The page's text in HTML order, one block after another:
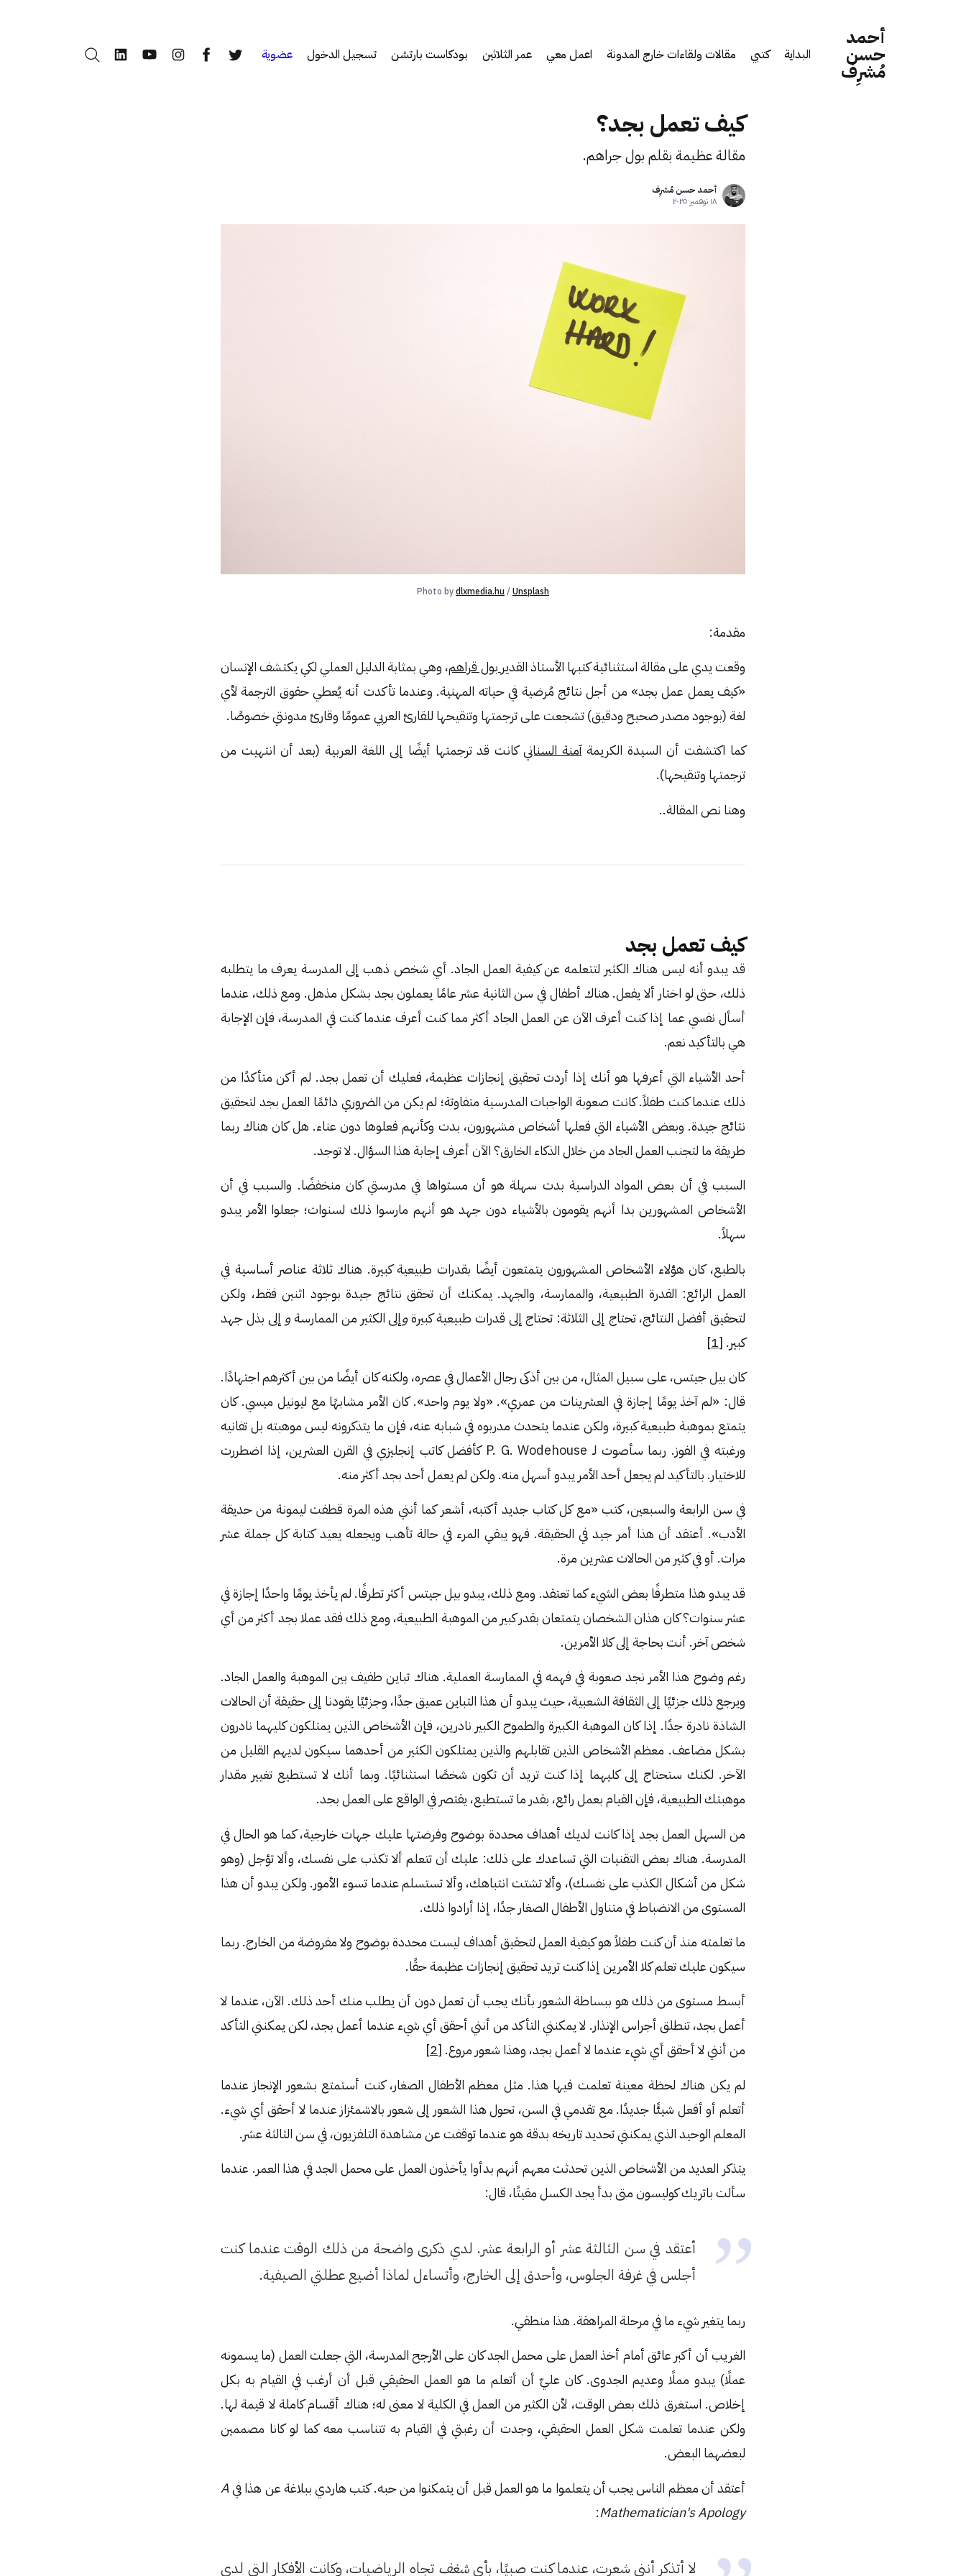
أحمد
حسن
مُشرِف
البداية كتبي مقالات ولقاءات خارج المدونة اعمل معي عمر الثلاثين بودكاست بارتشن تسجيل الدخول عضوية
كيف تعمل بجد؟
مقالة عظيمة بقلم بول جراهم.
أحمد حسن مُشرِف
١٨ نوفمبر ٢٠٢٥
Photo by dlxmedia.hu / Unsplash
مقدمة:
وقعت يدي على مقالة استثنائية كتبها الأستاذ القدير بول قراهم، وهي بمثابة الدليل العملي لكي يكتشف الإنسان
«كيف يعمل عمل بجد» من أجل نتائج مُرضية في حياته المهنية. وعندما تأكدت أنه يُعطي حقوق الترجمة لأي
لغة (بوجود مصدر صحيح ودقيق) تشجعت على ترجمتها وتنقيحها للقارئ العربي عمومًا وقارئ مدونتي خصوصًا.
كما اكتشفت أن السيدة الكريمةآمنة السنانيكانت قد ترجمتها أيضًا إلى اللغة العربية (بعد أن انتهيت من
ترجمتها وتنقيحها).
وهنا نص المقالة..
كيف تعمل بجد
قد يبدو أنه ليس هناك الكثير لتتعلمه عن كيفية العمل الجاد. أي شخص ذهب إلى المدرسة يعرف ما يتطلبه
ذلك، حتى لو اختار ألا يفعل. هناك أطفال في سن الثانية عشر عامًا يعملون بجد بشكل مذهل. ومع ذلك، عندما
أسأل نفسي عما إذا كنت أعرف الآن عن العمل الجاد أكثر مما كنت أعرف عندما كنت في المدرسة، فإن الإجابة
هي بالتأكيد نعم.
أحد الأشياء التي أعرفها هو أنك إذا أردت تحقيق إنجازات عظيمة، فعليك أن تعمل بجد. لم أكن متأكدًا من
ذلك عندما كنت طفلاً. كانت صعوبة الواجبات المدرسية متفاوتة؛ لم يكن من الضروري دائمًا العمل بجد لتحقيق
نتائج جيدة. وبعض الأشياء التي فعلها أشخاص مشهورون، بدت وكأنهم فعلوها دون عناء. هل كان هناك ربما
طريقة ما لتجنب العمل الجاد من خلال الذكاء الخارق؟ الآن أعرف إجابة هذا السؤال. لا توجد.
السبب في أن بعض المواد الدراسية بدت سهلة هو أن مستواها في مدرستي كان منخفضًا. والسبب في أن
الأشخاص المشهورين بدا أنهم يقومون بالأشياء دون جهد هو أنهم مارسوا ذلك لسنوات؛ جعلوا الأمر يبدو
سهلاً.
بالطبع، كان هؤلاء الأشخاص المشهورون يتمتعون أيضًا بقدرات طبيعية كبيرة. هناك ثلاثة عناصر أساسية في
العمل الرائع: القدرة الطبيعية، والممارسة، والجهد. يمكنك أن تحقق نتائج جيدة بوجود اثنين فقط، ولكن
لتحقيق أفضل النتائج، تحتاج إلى الثلاثة: تحتاج إلى قدرات طبيعية كبيرةوإلى الكثير من الممارسةو إلى بذل جهد
كبير. [1
]
كان بيل جيتس، على سبيل المثال، من بين أذكى رجال الأعمال في عصره، ولكنه كان أيضًا من بين أكثرهم اجتهادًا.
قال: «لم آخذ يومًا إجازة في العشرينات من عمري». «ولا يوم واحد». كان الأمر مشابهًا مع ليونيل ميسي. كان
يتمتع بموهبة طبيعية كبيرة، ولكن عندما يتحدث مدربوه في شبابه عنه، فإن ما يتذكرونه ليس موهبته بل تفانيه
ورغبته في الفوز. ربما سأصوت لـ P. G. Wodehouse كأفضل كاتب إنجليزي في القرن العشرين، إذا اضطررت
للاختيار. بالتأكيد لم يجعل أحد الأمر يبدو أسهل منه. ولكن لم يعمل أحد بجد أكثر منه.
في سن الرابعة والسبعين، كتب «مع كل كتاب جديد أكتبه، أشعر كما أنني هذه المرة قطفت ليمونة من حديقة
الأدب». أعتقد أن هذا أمر جيد في الحقيقة. فهو يبقي المرء في حالة تأهب ويجعله يعيد كتابة كل جملة عشر
مرات. أو في كثير من الحالات عشرين مرة.
قد يبدو هذا متطرفًا بعض الشيء كما تعتقد. ومع ذلك، يبدو بيل جيتس أكثر تطرفًا. لم يأخذ يومًا واحدًا إجازة في
عشر سنوات؟ كان هذان الشخصان يتمتعان بقدر كبير من الموهبة الطبيعية، ومع ذلك فقد عملا بجد أكثر من أي
شخص آخر. أنت بحاجة إلى كلا الأمرين.
رغم وضوح هذا الأمر نجد صعوبة في فهمه في الممارسة العملية. هناك تباين طفيف بين الموهبة والعمل الجاد.
ويرجع ذلك جزئيًا إلى الثقافة الشعبية، حيث يبدو أن هذا التباين عميق جدًا، وجزئيًا يقودنا إلى حقيقة أن الحالات
الشاذة نادرة جدًا. إذا كان الموهبة الكبيرة والطموح الكبير نادرين، فإن الأشخاص الذين يمتلكون كليهما نادرون
بشكل مضاعف. معظم الأشخاص الذين تقابلهم والذين يمتلكون الكثير من أحدهما سيكون لديهم القليل من
الآخر. لكنك ستحتاج إلى كليهما إذا كنت تريد أن تكون شخصًا استثنائيًا. وبما أنك لا تستطيع تغيير مقدار
موهبتك الطبيعية، فإن القيام بعمل رائع، بقدر ما تستطيع، يقتصر في الواقع على العمل بجد.
من السهل العمل بجد إذا كانت لديك أهداف محددة بوضوح وفرضتها عليك جهات خارجية، كما هو الحال في
المدرسة. هناك بعض التقنيات التي تساعدك على ذلك: عليك أن تتعلم ألا تكذب على نفسك، وألا تؤجل (وهو
شكل من أشكال الكذب على نفسك)، وألا تشتت انتباهك، وألا تستسلم عندما تسوء الأمور. ولكن يبدو أن هذا
المستوى من الانضباط في متناول الأطفال الصغار جدًا، إذا أرادوا ذلك.
ما تعلمته منذ أن كنت طفلاً هو كيفية العمل لتحقيق أهداف ليست محددة بوضوح ولا مفروضة من الخارج. ربما
سيكون عليك تعلم كلا الأمرين إذا كنت تريد تحقيق إنجازات عظيمة حقًا.
أبسط مستوى من ذلك هو ببساطة الشعور بأنك يجب أن تعمل دون أن يطلب منك أحد ذلك. الآن، عندما لا
أعمل بجد، تنطلق أجراس الإنذار. لا يمكنني التأكد من أنني أحقق أي شيء عندما أعمل بجد، لكن يمكنني التأكد
من أنني لا أحقق أي شيء عندما لا أعمل بجد، وهذا شعور مروع. [2
]
لم يكن هناك لحظة معينة تعلمت فيها هذا. مثل معظم الأطفال الصغار، كنت أستمتع بشعور الإنجاز عندما
أتعلم أو أفعل شيئًا جديدًا. مع تقدمي في السن، تحول هذا الشعور إلى شعور بالاشمئزاز عندما لا أحقق أي شيء.
المعلم الوحيد الذي يمكنني تحديد تاريخه بدقة هو عندما توقفت عن مشاهدة التلفزيون، في سن الثالثة عشر.
يتذكر العديد من الأشخاص الذين تحدثت معهم أنهم بدأوا يأخذون العمل على محمل الجد في هذا العمر. عندما
سألت باتريك كوليسون متى بدأ يجد الكسل مقيتًا، قال:
أعتقد في سن الثالثة عشر أو الرابعة عشر. لدي ذكرى واضحة من ذلك الوقت عندما كنت
أجلس في غرفة الجلوس، وأحدق إلى الخارج، وأتساءل لماذا أضيع عطلتي الصيفية.
ربما يتغير شيء ما في مرحلة المراهقة. هذا منطقي.
الغريب أن أكبر عائق أمام أخذ العمل على محمل الجد كان على الأرجح المدرسة، التي جعلت العمل (ما يسمونه
عملًا) يبدو مملًا وعديم الجدوى. كان عليّ أن أتعلم ما هو العمل الحقيقي قبل أن أرغب في القيام به بكل
إخلاص. استغرق ذلك بعض الوقت، لأن الكثير من العمل في الكلية لا معنى له؛ هناك أقسام كاملة لا قيمة لها.
ولكن عندما تعلمت شكل العمل الحقيقي، وجدت أن رغبتي في القيام به تتناسب معه كما لو كانا مصممين
لبعضهما البعض.
أعتقد أن معظم الناس يجب أن يتعلموا ما هو العمل قبل أن يتمكنوا من حبه. كتب هاردي ببلاغة عن هذا فيA
Mathematician's Apology
:
لا أتذكر أنني شعرت، عندما كنت صبيًا، بأيشغف تجاه الرياضيات، وكانت الأفكار التي لدي